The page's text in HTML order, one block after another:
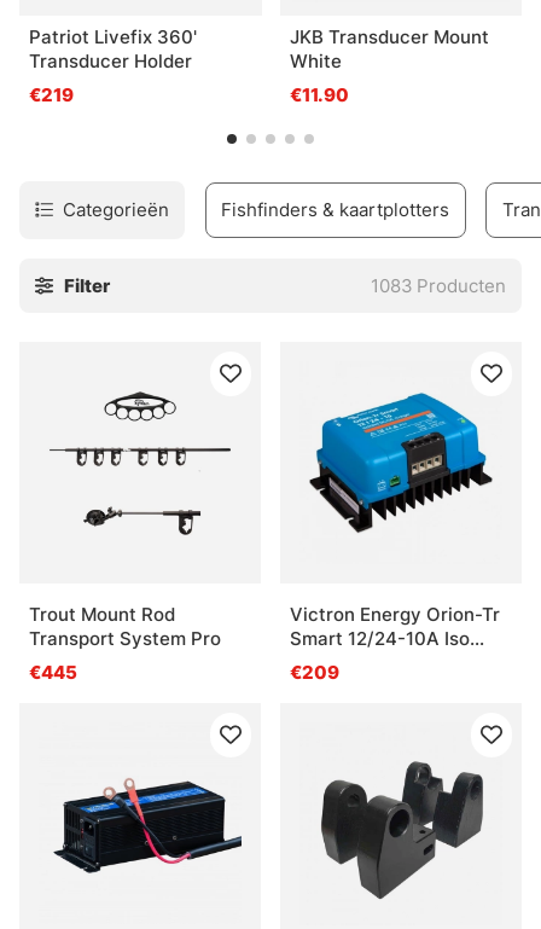
Patriot Livefix 360'
Transducer Holder
€219
JKB Transducer Mount
White
€11.90
Categorieën Fishfinders & kaartplotters
Filter 1083 Producten
Trout Mount Rod
Transport System Pro
€445
Victron Energy Orion-Tr
Smart 12/24-10A Iso
Charger
€209